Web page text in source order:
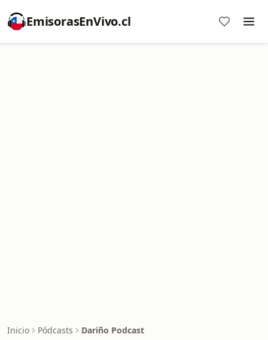
EmisorasEnVivo.cl
Inicio Pódcasts Dariño Podcast